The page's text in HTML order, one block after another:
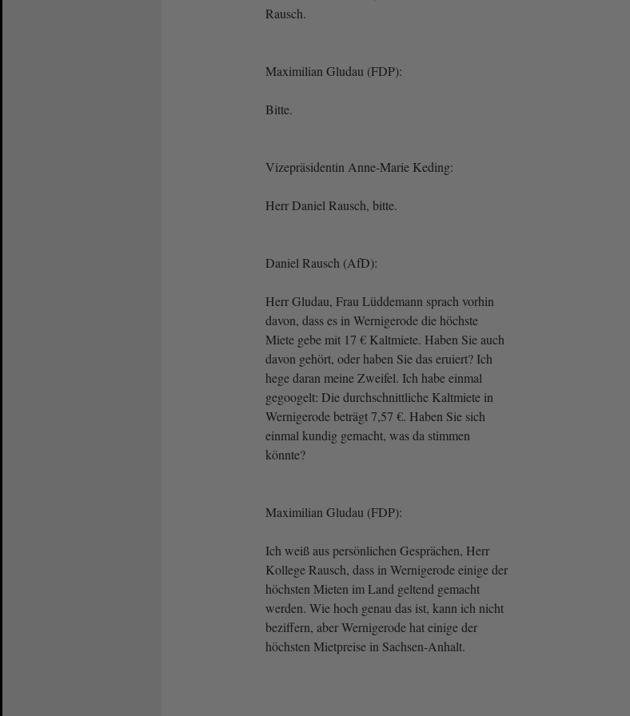
Rausch.
Maximilian Gludau (FDP):
Bitte.
Vizepräsidentin Anne-Marie Keding:
Herr Daniel Rausch, bitte.
Daniel Rausch (AfD):
Herr Gludau, Frau Lüddemann sprach vorhin
davon, dass es in Wernigerode die höchste
Miete gebe mit 17 € Kaltmiete. Haben Sie auch
davon gehört, oder haben Sie das eruiert? Ich
hege daran meine Zweifel. Ich habe einmal
gegoogelt: Die durchschnittliche Kaltmiete in
Wernigerode beträgt 7,57 €. Haben Sie sich
einmal kundig gemacht, was da stimmen
könnte?
Maximilian Gludau (FDP):
Ich weiß aus persönlichen Gesprächen, Herr
Kollege Rausch, dass in Wernigerode einige der
höchsten Mieten im Land geltend gemacht
werden. Wie hoch genau das ist, kann ich nicht
beziffern, aber Wernigerode hat einige der
höchsten Mietpreise in Sachsen-Anhalt.